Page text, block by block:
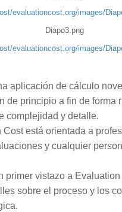
evaluationcost.org/images/
Diapo3.png
evaluationcost.org/images/
aplicación de cálculo
de principio a fin de forma
complejidad y detalle.
Cost está orientada a
y cualquier
primer vistazo a
sobre el proceso y los